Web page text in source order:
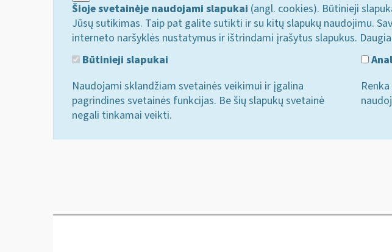
Šioje svetainėje naudojami slapukai (angl. cookies). Būtinieji
Jūsų sutikimas. Taip pat galite sutikti ir su kitų slapukų naudojimu.
interneto naršyklės nustatymus ir ištrindami įrašytus slapukus.
Būtinieji slapukai
Naudojami sklandžiam svetainės veikimui ir įgalina
pagrindines svetainės funkcijas. Be šių slapukų svetainė
negali tinkamai veikti.